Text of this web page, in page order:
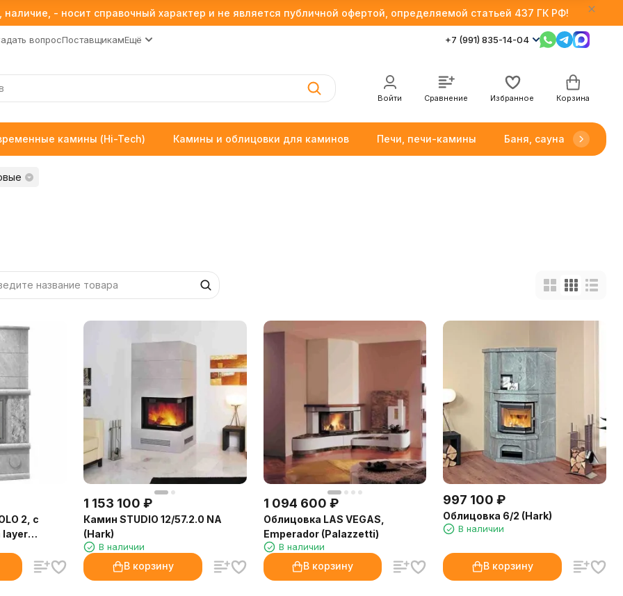
- носит справочный характер и не является публичной офертой, определяемой статьей 437 ГК РФ!
вопросПоставщикамЕщё +7 (991) 835-14-04
Войти Сравнение Избранное Корзина
камины (Hi-Tech) Камины и облицовки для каминов Печи, печи-камины Баня, сауна
2, c
layer
1 153 100 ₽
Камин STUDIO 12/57.2.0 NA
(Hark)
В наличии
В корзину
1 094 600 ₽
Облицовка LAS VEGAS,
Emperador (Palazzetti)
В наличии
В корзину
997 100 ₽
Облицовка 6/2 (Hark)
В наличии
В корзину